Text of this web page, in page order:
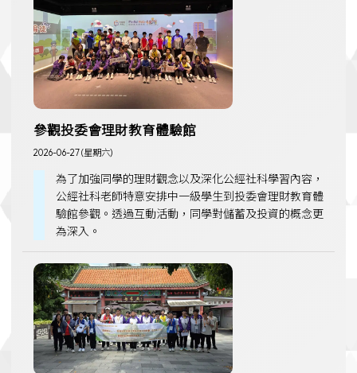
參觀投委會理財教育體驗館
2026-06-27 (星期六)
為了加強同學的理財觀念以及深化公經社科學習內容，
公經社科老師特意安排中一級學生到投委會理財教育體
驗館參觀。透過互動活動，同學對儲蓄及投資的概念更
為深入。